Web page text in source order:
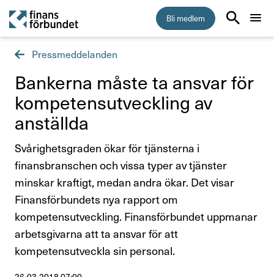
Bli medlem
Om Finansförbundet
Press & opinion
Presskontakt
Pressmeddelanden
Pressmeddelanden
Bankerna måste ta ansvar för
kompe­tens­ut­veck­ling av
anställda
Svårighetsgraden ökar för tjänsterna i
finansbranschen och vissa typer av tjänster
minskar kraftigt, medan andra ökar. Det visar
Finansförbundets nya rapport om
kompetensutveckling. Finansförbundet uppmanar
arbetsgivarna att ta ansvar för att
kompetensutveckla sin personal.